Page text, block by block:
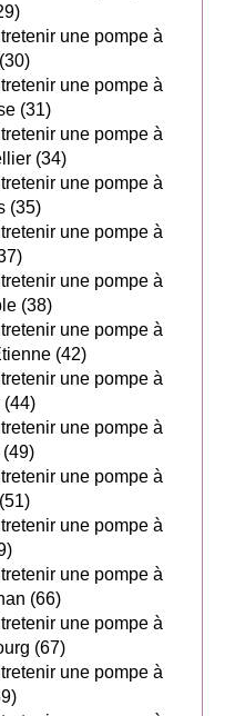
une pompe à
une pompe à
(31)
une pompe à
(34)
une pompe à
(35)
une pompe à
une pompe à
(38)
une pompe à
(42)
une pompe à
(44)
une pompe à
une pompe à
une pompe à
une pompe à
(66)
une pompe à
(67)
une pompe à